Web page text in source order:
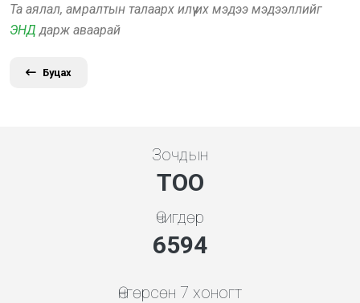
Та аялал, амралтын талаарх илүү их мэдээ мэдээллийг
ЭНД дарж аваарай
Буцах
Зочдын
ТОО
Өчигдөр
7354
Өнгөрсөн 7 хоногт